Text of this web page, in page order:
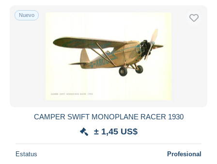
Nuevo
CAMPER SWIFT MONOPLANE RACER 1930
± 1,45 US$
Estatus Profesional